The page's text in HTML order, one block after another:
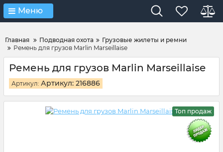
Verification: 4d3cd267c9851eb4
Меню
Главная Подводная охота
Грузовые жилеты и ремни
Ремень для грузов Marlin Marseillaise
Ремень для грузов Marlin Marseillaise
Артикул: Артикул: 216886
Топ продаж